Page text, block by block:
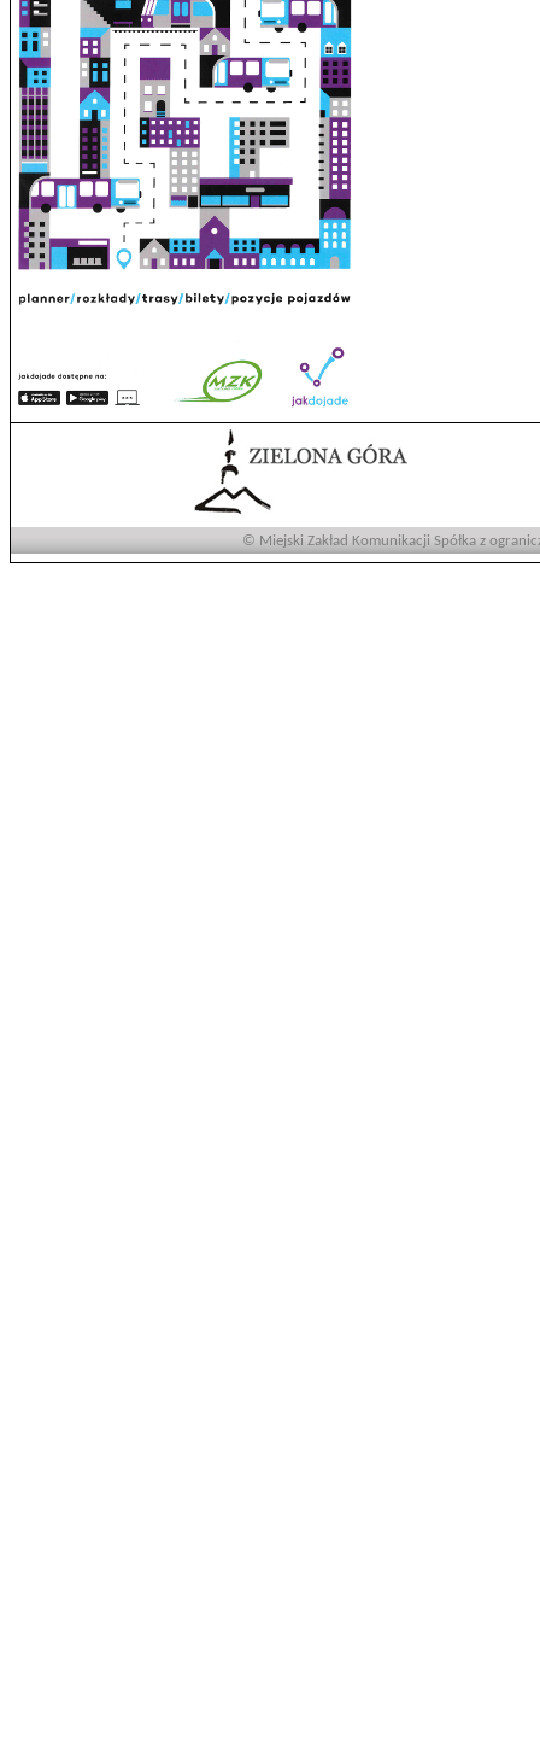
© Miejski Zakład Komunikacji Spółka z